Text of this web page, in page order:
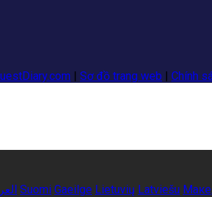
Sơ đồ trang web Chính
Suomi Gaeilge Lietuvių Latviešu